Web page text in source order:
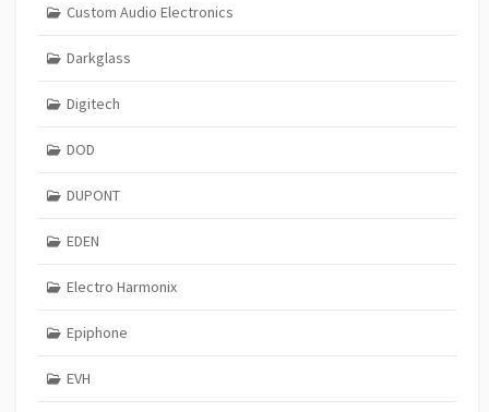
Custom Audio Electronics
Darkglass
Digitech
DOD
DUPONT
EDEN
Electro Harmonix
Epiphone
EVH